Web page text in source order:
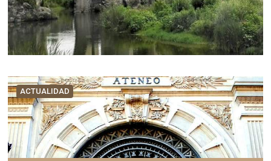
ACTUALIDAD